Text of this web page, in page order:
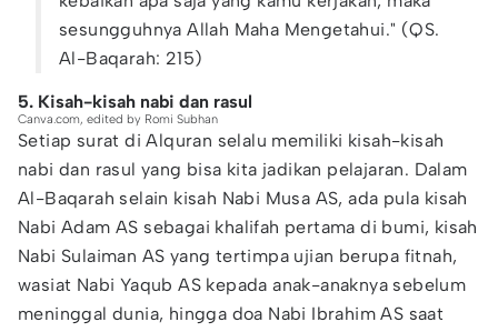
sesungguhnya Allah Maha Mengetahui." (QS.
Al-Baqarah: 215)
5. Kisah-kisah nabi dan rasul
Canva.com, edited by Romi Subhan
Setiap surat di Alquran selalu memiliki kisah-kisah
nabi dan rasul yang bisa kita jadikan pelajaran. Dalam
Al-Baqarah selain kisah Nabi Musa AS, ada pula kisah
Nabi Adam AS sebagai khalifah pertama di bumi, kisah
Nabi Sulaiman AS yang tertimpa ujian berupa fitnah,
wasiat Nabi Yaqub AS kepada anak-anaknya sebelum
meninggal dunia, hingga doa Nabi Ibrahim AS saat